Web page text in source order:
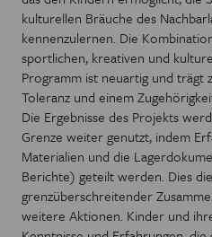
kulturellen Bräuche des
kennenzulernen. Die
sportlichen, kreativen und
Programm ist neuartig und
Toleranz und einem
Die Ergebnisse des Projekts
Grenze weiter genutzt, indem
Materialien und die
Berichte) geteilt werden. Dies
grenzüberschreitender
weitere Aktionen. Kinder und